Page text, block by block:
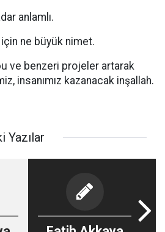
anlamlı.
için ne büyük nimet.
ve benzeri projeler artarak
insanımız kazanacak inşallah.
Yazılar